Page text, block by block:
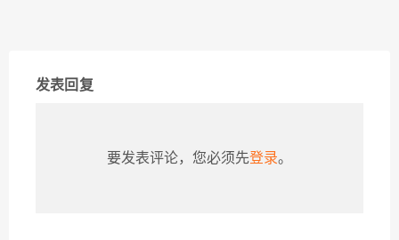
发表回复
要发表评论，您必须先登录。